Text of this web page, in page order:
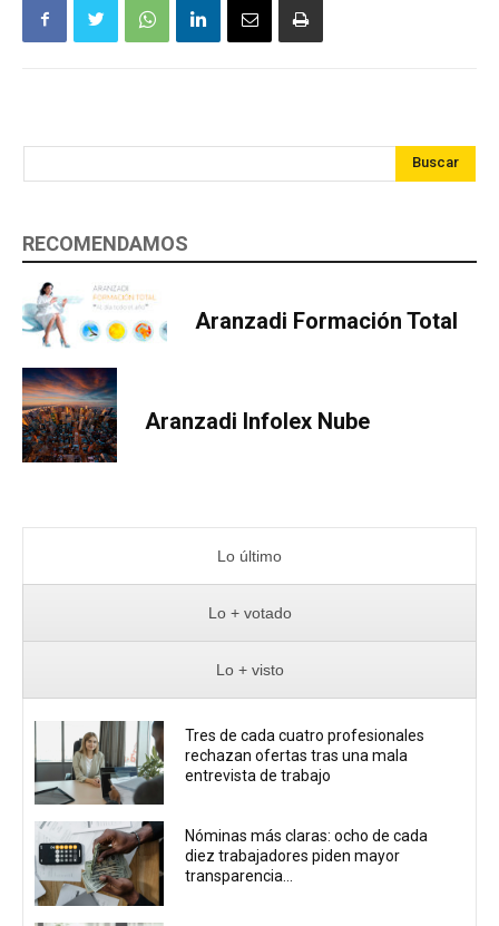
Buscar
RECOMENDAMOS
Aranzadi Formación Total
Aranzadi Infolex Nube
Lo último
Lo + votado
Lo + visto
Tres de cada cuatro profesionales
rechazan ofertas tras una mala
entrevista de trabajo
Nóminas más claras: ocho de cada
diez trabajadores piden mayor
transparencia...